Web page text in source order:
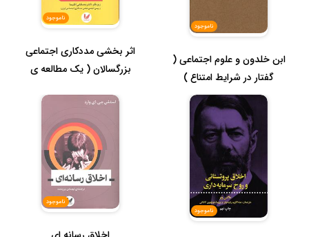
ناموجود
ابن خلدون و علوم اجتماعی (
گفتار در شرایط امتناع )
ناموجود
اثر بخشی مددکاری اجتماعی
بزرگسالان ( یک مطالعه ی
ناموجود
ناموجود